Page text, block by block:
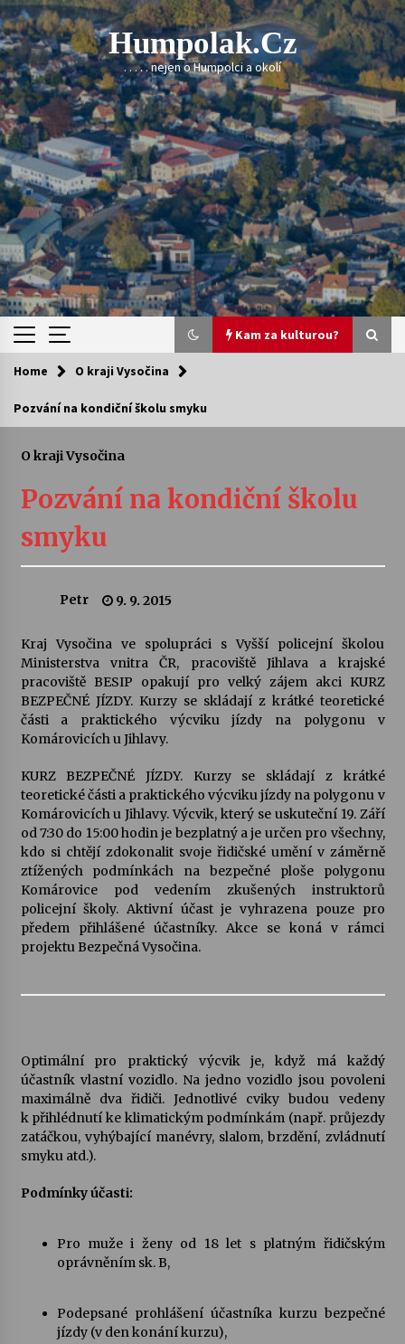
Skip
to
content
Humpolak.cz
. . . . . nejen o Humpolci a okolí
Kam za kulturou?
Kam za kulturou?
Sukuba Ensemble
Veselí muzikanti
Pozvánka na integrační festival Quijotova
šedesátka: 28. 7.–1. 8. 2026
28. 7. 2026
Letní koncerty ve Stromovce: Kolchoz a
Jenakaši
28. 7. 2026
Votavžatský ploty
23. 7. 2026
Letní koncerty ve Stromovce: Rufus Miller
22. 7. 2026
Ozvěny prázdnin
14. 7. 2026
odkaz Josefa Čapka
Varhanní recitál Michala Novenka v Klášteře
Petr Adamec – Malovaný svět
Home O kraji Vysočina
Pozvání na kondiční školu smyku
O kraji Vysočina
Pozvání na kondiční školu
smyku
Petr 9. 9. 2015
Kraj Vysočina ve spolupráci s Vyšší policejní školou
Ministerstva vnitra ČR, pracoviště Jihlava a krajské
pracoviště BESIP opakují pro velký zájem akci KURZ
BEZPEČNÉ JÍZDY. Kurzy se skládají z krátké teoretické
části a praktického výcviku jízdy na polygonu v
Komárovicích u Jihlavy.
KURZ BEZPEČNÉ JÍZDY. Kurzy se skládají z krátké
teoretické části a praktického výcviku jízdy na polygonu v
Komárovicích u Jihlavy. Výcvik, který se uskuteční 19. Září
od 7:30 do 15:00 hodin je bezplatný a je určen pro všechny,
kdo si chtějí zdokonalit svoje řidičské umění v záměrně
ztížených podmínkách na bezpečné ploše polygonu
Komárovice pod vedením zkušených instruktorů
policejní školy. Aktivní účast je vyhrazena pouze pro
předem přihlášené účastníky. Akce se koná v rámci
projektu Bezpečná Vysočina.
Optimální pro praktický výcvik je, když má každý
účastník vlastní vozidlo. Na jedno vozidlo jsou povoleni
maximálně dva řidiči. Jednotlivé cviky budou vedeny
k přihlédnutí ke klimatickým podmínkám (např. průjezdy
zatáčkou, vyhýbající manévry, slalom, brzdění, zvládnutí
smyku atd.).
Podmínky účasti:
Pro muže i ženy od 18 let s platným řidičským
oprávněním sk. B,
Podepsané prohlášení účastníka kurzu bezpečné
jízdy (v den konání kurzu),